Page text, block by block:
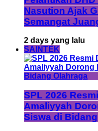
Nasution Ajak
Semangat
2 days yang lalu
SAINTEK
SPL 2026
Amaliyyah
Siswa di